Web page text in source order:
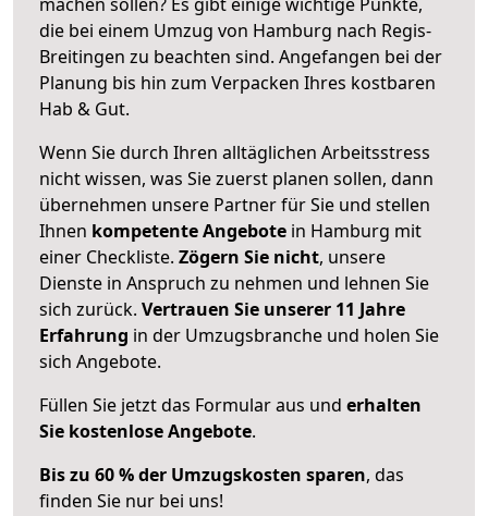
die bei einem Umzug von Hamburg nach Regis-
Breitingen zu beachten sind. Angefangen bei der
Planung bis hin zum Verpacken Ihres kostbaren
Hab & Gut.
Wenn Sie durch Ihren alltäglichen Arbeitsstress
nicht wissen, was Sie zuerst planen sollen, dann
übernehmen unsere Partner für Sie und stellen
Ihnen kompetente Angebote in Hamburg mit
einer Checkliste. Zögern Sie nicht, unsere
Dienste in Anspruch zu nehmen und lehnen Sie
sich zurück. Vertrauen Sie unserer 11 Jahre
Erfahrung in der Umzugsbranche und holen Sie
sich Angebote.
Füllen Sie jetzt das Formular aus und erhalten
Sie kostenlose Angebote.
Bis zu 60 % der Umzugskosten sparen, das
finden Sie nur bei uns!